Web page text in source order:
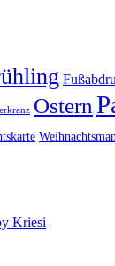
Ostern
Kriesi